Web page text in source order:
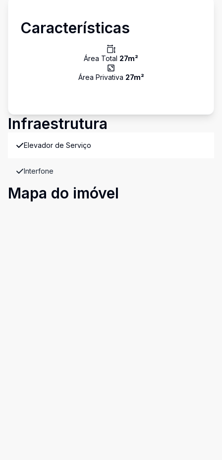
Características
Área Total 27m²
Área Privativa 27m²
Infraestrutura
Elevador de Serviço
Interfone
Mapa do imóvel